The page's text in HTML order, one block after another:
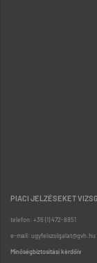
PIACI JELZÉSEKET
telefon: +36 (1) 472-8851
e-mail: ugyfelszolgalat@gvh.hu
Minőségbiztosítási kérdőív